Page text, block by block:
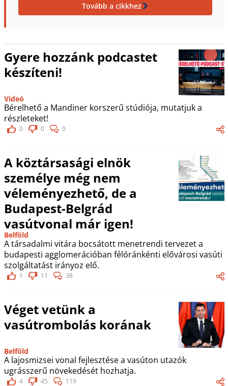
Tovább a cikkhez
Gyere hozzánk podcastet
készíteni!
Videó
Bérelhető a Mandiner korszerű stúdiója, mutatjuk a
részleteket!
0 0 0
A köztársasági elnök
személye még nem
véleményezhető, de a
Budapest-Belgrád
vasútvonal már igen!
Belföld
A társadalmi vitára bocsátott menetrendi tervezet a
budapesti agglomerációban félóránkénti elővárosi vasúti
szolgáltatást irányoz elő.
1 11 38
Véget vetünk a
vasútrombolás korának
Belföld
A lajosmizsei vonal fejlesztése a vasúton utazók
ugrásszerű növekedését hozhatja.
4 45 119